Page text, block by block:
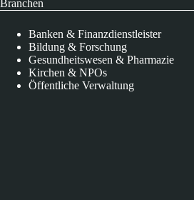
Branchen
Banken & Finanzdienstleister
Bildung & Forschung
Gesundheitswesen & Pharmazie
Kirchen & NPOs
Öffentliche Verwaltung